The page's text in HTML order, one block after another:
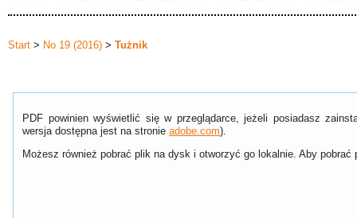
Start > No 19 (2016) > Tużnik
PDF powinien wyświetlić się w przeglądarce, jeżeli posiadasz
wersja dostępna jest na stronie adobe.com).
Możesz również pobrać plik na dysk i otworzyć go lokalnie. Aby